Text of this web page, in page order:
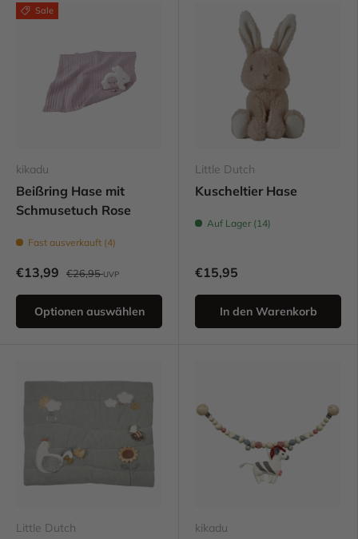
Sale
kikadu
Beißring Hase mit
Schmusetuch Rose
Fast ausverkauft (4)
€13,99 €26,95UVP
Optionen auswählen
Little Dutch
Kuscheltier Hase
Auf Lager (14)
€15,95
In den Warenkorb
Little Dutch kikadu